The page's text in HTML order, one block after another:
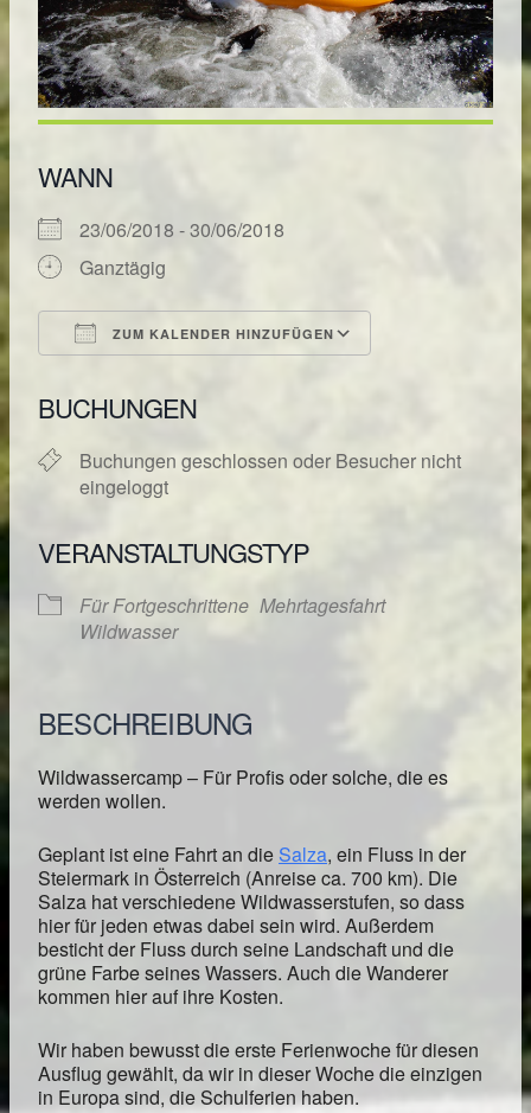
WANN
23/06/2018 - 30/06/2018
Ganztägig
ZUM KALENDER HINZUFÜGEN
BUCHUNGEN
Buchungen geschlossen oder Besucher nicht
eingeloggt
VERANSTALTUNGSTYP
Für Fortgeschrittene Mehrtagesfahrt
Wildwasser
BESCHREIBUNG
Wildwassercamp – Für Profis oder solche, die es
werden wollen.
Geplant ist eine Fahrt an die Salza, ein Fluss in der
Steiermark in Österreich (Anreise ca. 700 km). Die
Salza hat verschiedene Wildwasserstufen, so dass
hier für jeden etwas dabei sein wird. Außerdem
besticht der Fluss durch seine Landschaft und die
grüne Farbe seines Wassers. Auch die Wanderer
kommen hier auf ihre Kosten.
Wir haben bewusst die erste Ferienwoche für diesen
Ausflug gewählt, da wir in dieser Woche die einzigen
in Europa sind, die Schulferien haben.